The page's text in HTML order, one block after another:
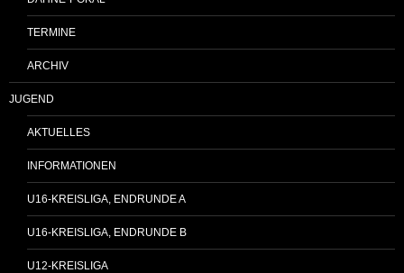
TERMINE
ARCHIV
JUGEND
AKTUELLES
INFORMATIONEN
U16-KREISLIGA, ENDRUNDE A
U16-KREISLIGA, ENDRUNDE B
U12-KREISLIGA